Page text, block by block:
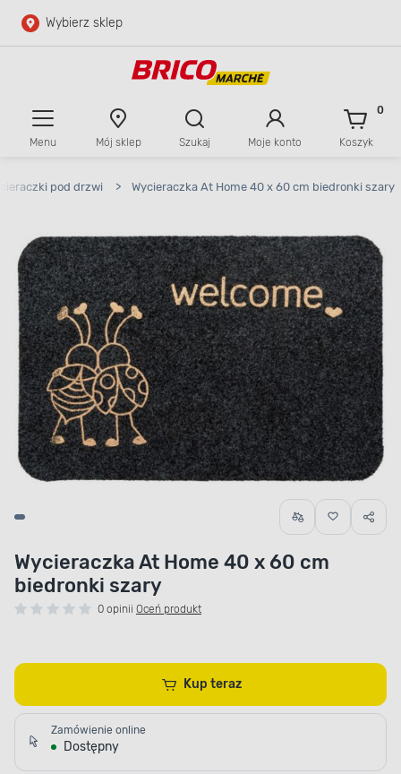
Przejdź do głównej zawartości
Wybierz sklep
Menu Mój sklep Szukaj Moje konto Koszyk
0
pod drzwi > Wycieraczka At Home 40 x 60 cm biedronki szary
Wycieraczka At Home 40 x 60 cm
biedronki szary
0 opinii Oceń produkt
Kup teraz
Zamówienie online
Dostępny